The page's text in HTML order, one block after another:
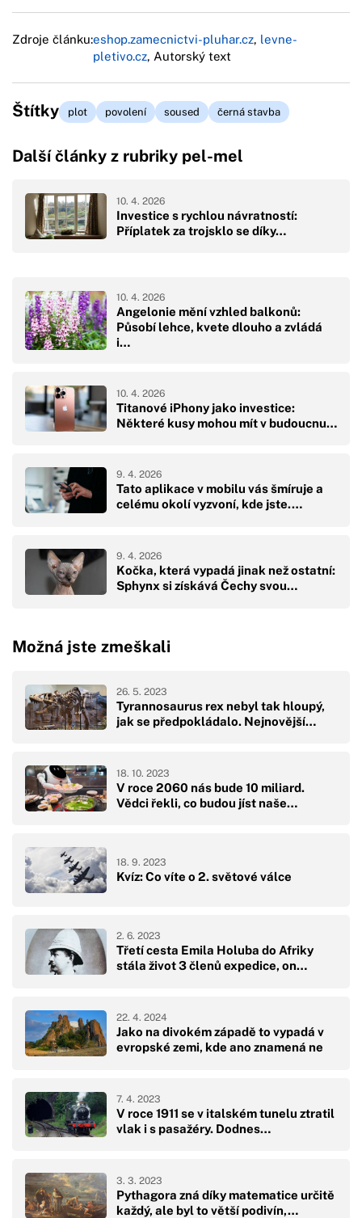
Zdroje článku:eshop.zamecnictvi-pluhar.cz, levne-
pletivo.cz, Autorský text
Štítky plot povolení soused černá stavba
Další články z rubriky pel-mel
Investice s rychlou návratností:
Příplatek za trojsklo se díky…
10. 4. 2026
Angelonie mění vzhled balkonů:
Působí lehce, kvete dlouho a zvládá
i…
10. 4. 2026
Titanové iPhony jako investice:
Některé kusy mohou mít v budoucnu…
10. 4. 2026
Tato aplikace v mobilu vás šmíruje a
celému okolí vyzvoní, kde jste.…
9. 4. 2026
Kočka, která vypadá jinak než ostatní:
Sphynx si získává Čechy svou…
9. 4. 2026
Možná jste zmeškali
Tyrannosaurus rex nebyl tak hloupý,
jak se předpokládalo. Nejnovější…
26. 5. 2023
V roce 2060 nás bude 10 miliard.
Vědci řekli, co budou jíst naše…
18. 10. 2023
Kvíz: Co víte o 2. světové válce
18. 9. 2023
Třetí cesta Emila Holuba do Afriky
stála život 3 členů expedice, on…
2. 6. 2023
Jako na divokém západě to vypadá v
evropské zemi, kde ano znamená ne
22. 4. 2024
V roce 1911 se v italském tunelu ztratil
vlak i s pasažéry. Dodnes…
7. 4. 2023
Pythagora zná díky matematice určitě
každý, ale byl to větší podivín,…
3. 3. 2023